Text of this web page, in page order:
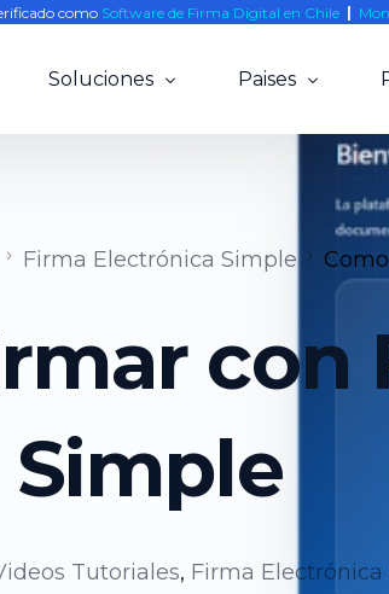
como Software de Firma Digital en Chile
digital)
Soluciones
Estudios Legales
Banca
Notarias
Inmobiliarias
Recursos Humanos
Paises
Colombia
Mexico
Firma Electrónica Simple
con
Simple
Tutoriales, Firma Electrónica